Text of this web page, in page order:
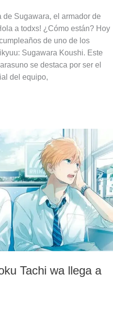
de Sugawara, el armador de
a todxs! ¿Cómo están? Hoy
de uno de los
Sugawara Koushi. Este
se destaca por ser el
del equipo,
Tachi wa llega a